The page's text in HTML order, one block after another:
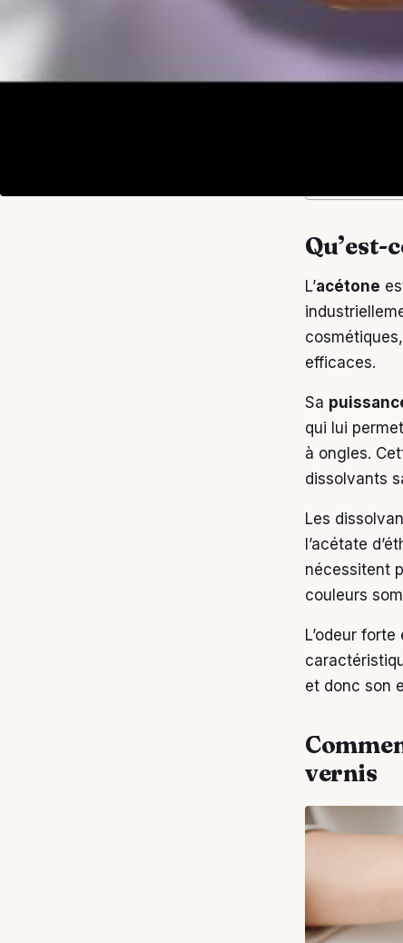
utilisation
Table des
Qu’est-ce
Qu’est-
L’acétone
efficaces.
Sa
qui lui
à ongles.
dissolvants
Les
l’acétate
nécessitent
couleurs
L’odeur
et donc son
vernis